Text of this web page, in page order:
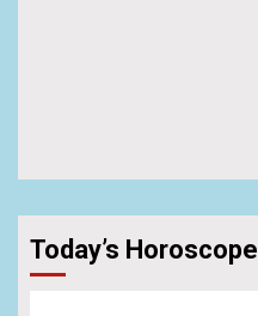
Today’s Horoscope